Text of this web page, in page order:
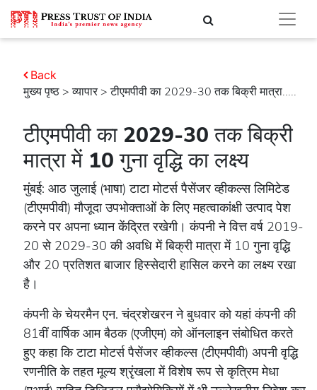
मुख्य पृष्ठ >व्यापार > टीएमपीवी का 2029-30 तक बिक्री मात्रा.....
Back
टीएमपीवी का 2029-30 तक बिक्री
मात्रा में 10 गुना वृद्धि का लक्ष्य
मुंबई: आठ जुलाई (भाषा) टाटा मोटर्स पैसेंजर व्हीकल्स लिमिटेड
(टीएमपीवी) मौजूदा उपभोक्ताओं के लिए महत्वाकांक्षी उत्पाद पेश
करने पर अपना ध्यान केंद्रित रखेगी। कंपनी ने वित्त वर्ष 2019-
20 से 2029-30 की अवधि में बिक्री मात्रा में 10 गुना वृद्धि
और 20 प्रतिशत बाजार हिस्सेदारी हासिल करने का लक्ष्य रखा
है।
कंपनी के चेयरमैन एन. चंद्रशेखरन ने बुधवार को यहां कंपनी की
81वीं वार्षिक आम बैठक (एजीएम) को ऑनलाइन संबोधित करते
हुए कहा कि टाटा मोटर्स पैसेंजर व्हीकल्स (टीएमपीवी) अपनी वृद्धि
रणनीति के तहत मूल्य श्रृंखला में विशेष रूप से कृत्रिम मेधा